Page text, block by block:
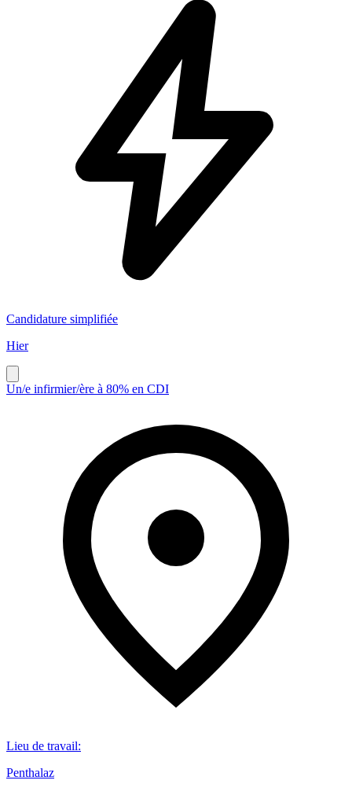
Candidature simplifiée
Hier
Un/e infirmier/ère à 80% en CDI
Lieu de travail:
Penthalaz